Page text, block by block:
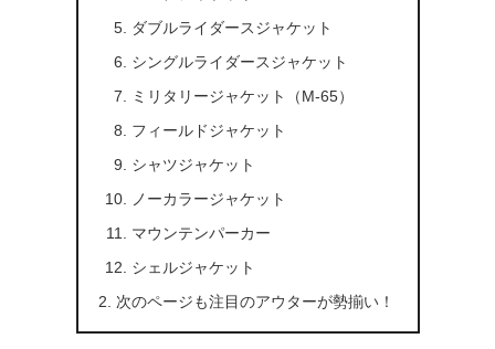
ダブルライダースジャケット
シングルライダースジャケット
ミリタリージャケット（M-65）
フィールドジャケット
シャツジャケット
ノーカラージャケット
マウンテンパーカー
シェルジャケット
次のページも注目のアウターが勢揃い！